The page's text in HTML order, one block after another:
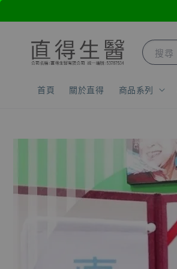
搜尋
首頁 關於直得 商品系列